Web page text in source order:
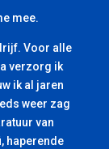
mee.
Voor alle
verzorg ik
ik al jaren
weer zag
van
haperende